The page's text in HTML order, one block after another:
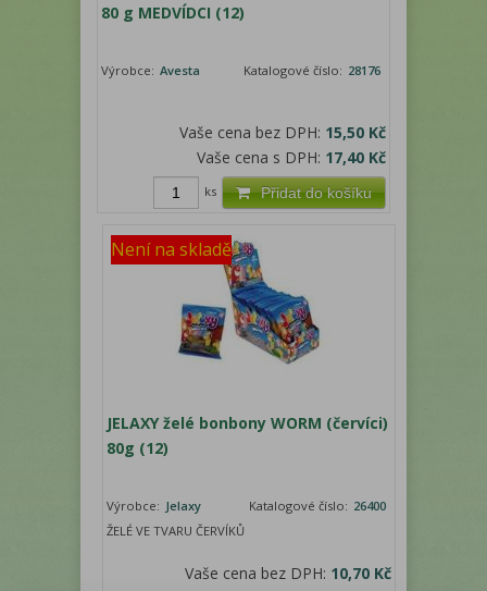
80 g MEDVÍDCI (12)
Výrobce: Avesta Katalogové číslo: 28176
Vaše cena bez DPH: 15,50 Kč
Vaše cena s DPH: 17,40 Kč
Přidat do košíku
ks
Není na skladě
JELAXY želé bonbony WORM (červíci)
80g (12)
Výrobce: Jelaxy Katalogové číslo: 26400
ŽELÉ VE TVARU ČERVÍKŮ
Vaše cena bez DPH: 10,70 Kč